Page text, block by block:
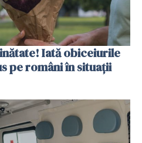
Iată obiceiurile
pe români în situații